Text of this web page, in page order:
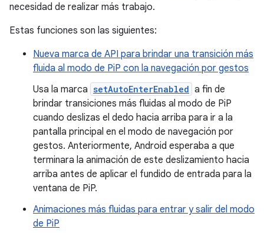
necesidad de realizar más trabajo.
Estas funciones son las siguientes:
Nueva marca de API para brindar una transición más
fluida al modo de PiP con la navegación por gestos
Usa la marca setAutoEnterEnabled a fin de
brindar transiciones más fluidas al modo de PiP
cuando deslizas el dedo hacia arriba para ir a la
pantalla principal en el modo de navegación por
gestos. Anteriormente, Android esperaba a que
terminara la animación de este deslizamiento hacia
arriba antes de aplicar el fundido de entrada para la
ventana de PiP.
Animaciones más fluidas para entrar y salir del modo
de PiP